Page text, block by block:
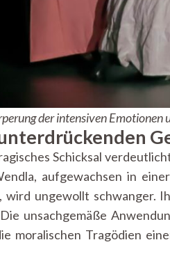
der intensiven Emotionen
Schicksal
aufgewachsen in
wird ungewollt
unsachgemäße
moralischen Tragödien